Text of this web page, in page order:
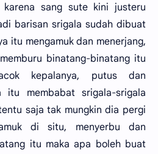
sang sute kini justeru
barisan srigala sudah dibuat
itu mengamuk dan menerjang,
binatang-binatang itu
kepalanya, putus dan
itu membabat srigala-srigala
saja tak mungkin dia pergi
di situ, menyerbu dan
itu maka apa boleh buat